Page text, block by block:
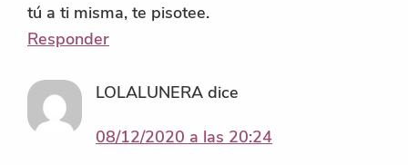
tú a ti misma, te pisotee.
Responder
LOLALUNERA dice
08/12/2020 a las 20:24